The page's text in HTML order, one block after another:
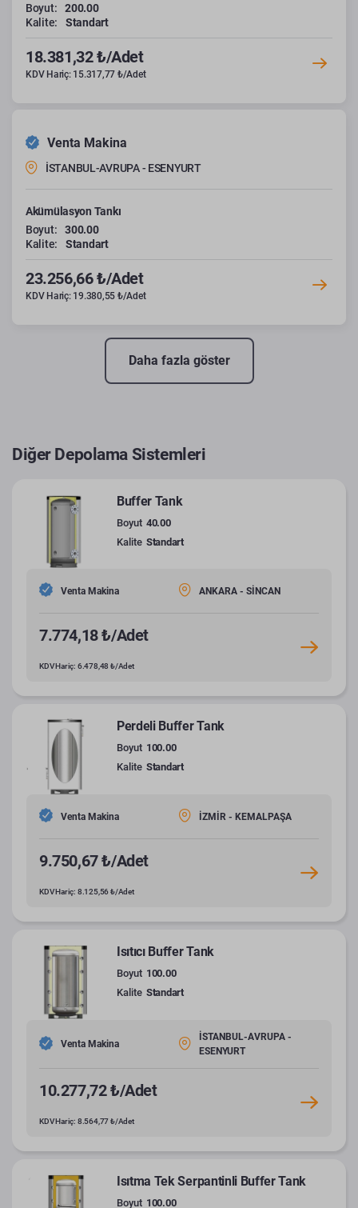
Boyut:
200.00
Kalite:
Standart
18.381,32 ₺/Adet
KDV Hariç: 15.317,77 ₺/Adet
Venta Makina
İSTANBUL-AVRUPA - ESENYURT
Akümülasyon Tankı
Boyut:
300.00
Kalite:
Standart
23.256,66 ₺/Adet
KDV Hariç: 19.380,55 ₺/Adet
Daha fazla göster
Diğer Depolama Sistemleri
Buffer Tank
Boyut 40.00
Kalite Standart
Venta Makina ANKARA - SİNCAN
7.774,18 ₺/Adet
KDV Hariç: 6.478,48 ₺/Adet
Perdeli Buffer Tank
Boyut 100.00
Kalite Standart
Venta Makina İZMİR - KEMALPAŞA
9.750,67 ₺/Adet
KDV Hariç: 8.125,56 ₺/Adet
Isıtıcı Buffer Tank
Boyut 100.00
Kalite Standart
Venta Makina
İSTANBUL-AVRUPA -
ESENYURT
10.277,72 ₺/Adet
KDV Hariç: 8.564,77 ₺/Adet
Isıtma Tek Serpantinli Buffer Tank
Boyut 100.00